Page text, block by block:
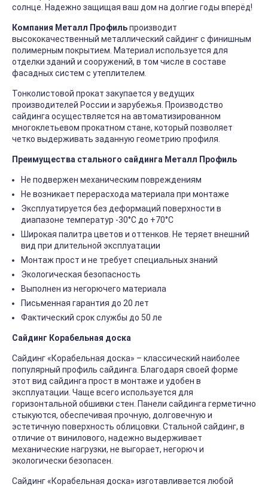
солнце. Надежно защищая ваш дом на долгие годы вперёд!
Компания Металл Профильпроизводит
высококачественный металлический сайдинг с финишным
полимерным покрытием. Материал используется для
отделки зданий и сооружений, в том числе в составе
фасадных систем с утеплителем.
Тонколистовой прокат закупается у ведущих
производителей России и зарубежья. Производство
сайдинга осуществляется на автоматизированном
многоклетьевом прокатном стане, который позволяет
четко выдерживать заданную геометрию профиля.
Преимущества стального сайдинга Металл Профиль
Не подвержен механическим повреждениям
Не возникает перерасхода материала при монтаже
Эксплуатируется без деформаций поверхности в
диапазоне температур -30°C до +70°C
Широкая палитра цветов и оттенков. Не теряет внешний
вид при длительной эксплуатации
Монтаж прост и не требует специальных знаний
Экологическая безопасность
Выполнен из негорючего материала
Письменная гарантия до 20 лет
Фактический срок службы до 50 ле
Сайдинг Корабельная доска
Сайдинг «Корабельная доска» – классический наиболее
популярный профиль сайдинга. Благодаря своей форме
этот вид сайдинга прост в монтаже и удобен в
эксплуатации. Чаще всего используется для
горизонтальной обшивки стен. Панели сайдинга герметично
стыкуются, обеспечивая прочную, долговечную и
эстетичную поверхность облицовки. Стальной сайдинг, в
отличие от винилового, надежно выдерживает
механические нагрузки, не выгорает, негорюч и
экологически безопасен.
Сайдинг «Корабельная доска» изготавливается любой